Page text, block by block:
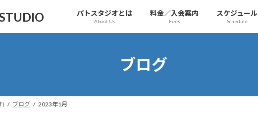
パトスタジオとは
About Us
料金／入会案内
Fees
スケジュール
Schedule
ブログ
) ブログ 2023年1月